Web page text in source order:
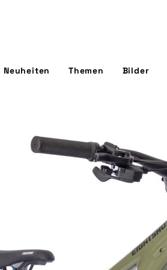
Neuheiten Themen Bilder